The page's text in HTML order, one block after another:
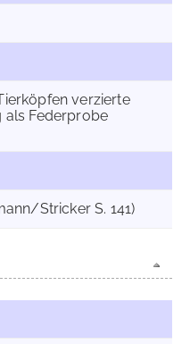
verzierte
als Federprobe
Stricker S. 141)